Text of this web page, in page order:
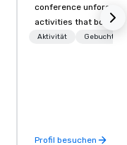
conference
activities that boost
lower carbon
Aktivität Gebuchte
Profil besuchen